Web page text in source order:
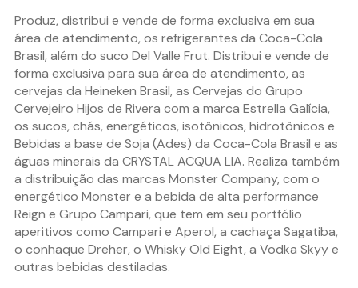
Produz, distribui e vende de forma exclusiva em sua
área de atendimento, os refrigerantes da Coca-Cola
Brasil, além do suco Del Valle Frut. Distribui e vende de
forma exclusiva para sua área de atendimento, as
cervejas da Heineken Brasil, as Cervejas do Grupo
Cervejeiro Hijos de Rivera com a marca Estrella Galícia,
os sucos, chás, energéticos, isotônicos, hidrotônicos e
Bebidas a base de Soja (Ades) da Coca-Cola Brasil e as
águas minerais da CRYSTAL ACQUA LIA. Realiza também
a distribuição das marcas Monster Company, com o
energético Monster e a bebida de alta performance
Reign e Grupo Campari, que tem em seu portfólio
aperitivos como Campari e Aperol, a cachaça Sagatiba,
o conhaque Dreher, o Whisky Old Eight, a Vodka Skyy e
outras bebidas destiladas.